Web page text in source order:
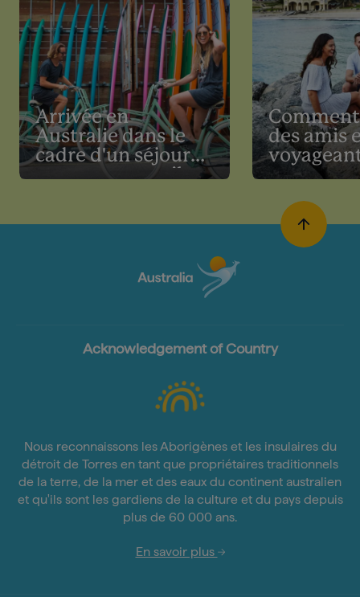
Arrivée en
Australie dans le
cadre d'un séjour
vacances-travail
des amis
Acknowledgement of Country
Nous reconnaissons les Aborigènes et les insulaires du
détroit de Torres en tant que propriétaires traditionnels
de la terre, de la mer et des eaux du continent australien
et qu'ils sont les gardiens de la culture et du pays depuis
plus de 60 000 ans.
En savoir plus